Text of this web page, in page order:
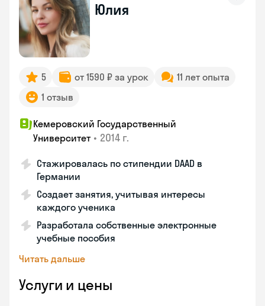
Юлия
5 от 1590 ₽ за урок
11 лет опыта
1 отзыв
Кемеровский Государственный
Университет • 2014 г.
Стажировалась по стипендии DAAD в
Германии
Создает занятия, учитывая интересы
каждого ученика
Разработала собственные электронные
учебные пособия
Читать дальше
Услуги и цены